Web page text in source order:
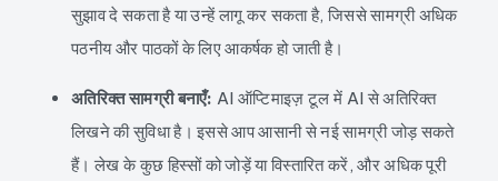
सुझाव दे सकता है या उन्हें लागू कर सकता है, जिससे सामग्री अधिक
पठनीय और पाठकों के लिए आकर्षक हो जाती है।
अतिरिक्त सामग्री बनाएँ: AI ऑप्टिमाइज़ टूल में AI से अतिरिक्त
लिखने की सुविधा है। इससे आप आसानी से नई सामग्री जोड़ सकते
हैं। लेख के कुछ हिस्सों को जोड़ें या विस्तारित करें, और अधिक पूरी